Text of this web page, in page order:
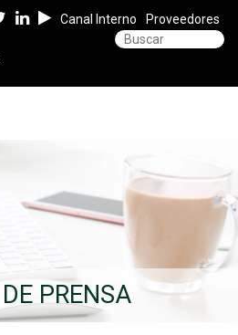
Canal Interno Proveedores
PRENSA